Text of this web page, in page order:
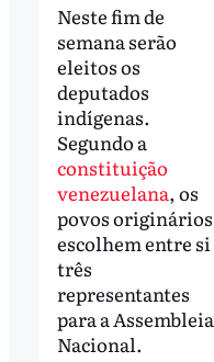
Neste fim de
semana serão
eleitos os
deputados
indígenas.
Segundo a
constituição
venezuelana, os
povos originários
escolhem entre si
três
representantes
para a Assembleia
Nacional.